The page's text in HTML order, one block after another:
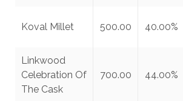
Koval Millet 500.00 40.00%
Linkwood
Celebration Of
The Cask
700.00 44.00%